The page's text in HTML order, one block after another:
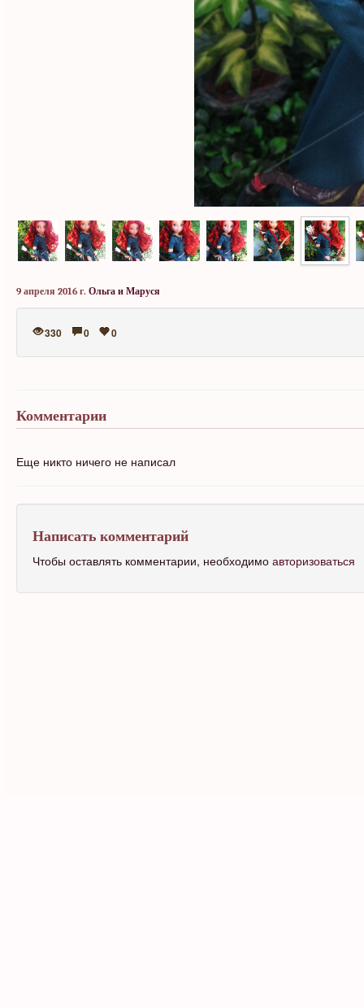
9 апреля 2016 г. Ольга и Маруся
330 0 0
Комментарии
Еще никто ничего не написал
Написать комментарий
Чтобы оставлять комментарии, необходимо авторизоваться